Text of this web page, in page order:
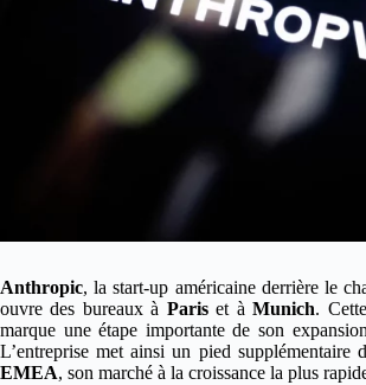
Anthropic, la start-up américaine derrière le
ouvre des bureaux à Pariset àMunich.
marque une étape importante de son
L’entreprise met ainsi un pied supplémentaire
EMEA, son marché à la croissance la plus